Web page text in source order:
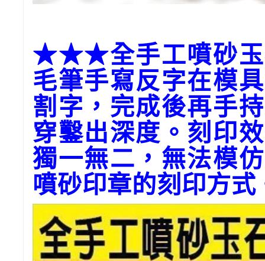
★★★全手工噴砂玉
毛筆手寫反字在模
割字，完成後再手
穿鑿出深度。刻印
獨一無二，無法模
噴砂印章的刻印方式